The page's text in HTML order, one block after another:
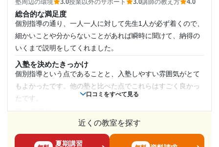
囲気の良い空間でした。それなりに広く、照明も明るくて勉
強しやすいです。
塾周辺の環境
比較的市街地に近くて便利だと思います。コンビニがすぐ近
授業以外のサポート
(相談・面談、家庭学習のサポート、授業以外のコミュニケーション等)
担当の先生や、校舎長はフランクで気軽に何でも相談できま
す。大学生の先生もいたので、楽しく会話することができま
通塾期間
口コミをすべて見る
塾周辺の環境
3.0授業以外のサポート 3.0講師の教え方 4.0
総合的な満足度
個別指導の通り、一人一人に対して先生1人が必ず着くので、
細かいことや分からないことがあれば瞬時に聞けて、納得の
いくまで説明をしてくれました。
入塾を決めたきっかけ
個別指導という点であることと、入塾しやすい雰囲気がとて
もよかったです。他の塾と比べた点でこれらはすごく良かっ
たです。
料金
一般的な塾料金とさほど変わらないので、特になしです。私
近くの教室を探す
夏期講習